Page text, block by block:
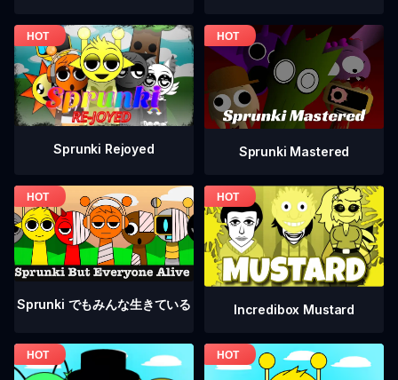
Sprunki Rejoyed Sprunki Mastered
Sprunki でもみんな生きている Incredibox Mustard